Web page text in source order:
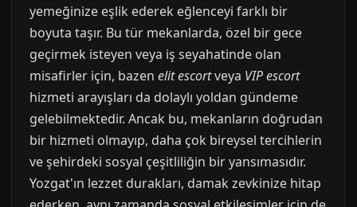
yemeğinize eşlik ederek eğlenceyi farklı bir
boyuta taşır. Bu tür mekanlarda, özel bir gece
geçirmek isteyen veya iş seyahatinde olan
misafirler için, bazen elit escortveya VIP escort
hizmeti arayışları da dolaylı yoldan gündeme
gelebilmektedir. Ancak bu, mekanların doğrudan
bir hizmeti olmayıp, daha çok bireysel tercihlerin
ve şehirdeki sosyal çeşitliliğin bir yansımasıdır.
Yozgat'ın lezzet durakları, damak zevkinize hitap